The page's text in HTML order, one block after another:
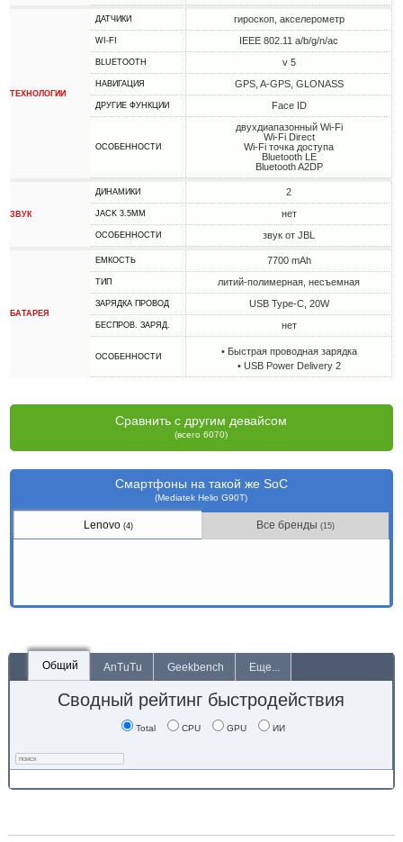
ТЕХНОЛОГИИ
ДАТЧИКИ гироскоп, акселерометр
WI-FI IEEE 802.11 a/b/g/n/ac
BLUETOOTH v 5
НАВИГАЦИЯ GPS, A-GPS, GLONASS
ДРУГИЕ ФУНКЦИИ Face ID
ОСОБЕННОСТИ
двухдиапазонный Wi-Fi
Wi-Fi Direct
Wi-Fi точка доступа
Bluetooth LE
Bluetooth A2DP
ЗВУК
ДИНАМИКИ 2
JACK 3.5MM нет
ОСОБЕННОСТИ звук от JBL
БАТАРЕЯ
ЕМКОСТЬ 7700 mAh
ТИП литий-полимерная, несъемная
ЗАРЯДКА ПРОВОД USB Type-C, 20W
БЕСПРОВ. ЗАРЯД. нет
ОСОБЕННОСТИ
• Быстрая проводная зарядка
• USB Power Delivery 2
Сравнить с другим девайсом
(всего 6070)
Смартфоны на такой же SoC
(Mediatek Helio G90T)
Lenovo (4) Все бренды(15)
Общий AnTuTu Geekbench Еще...
Сводный рейтинг быстродействия
Total CPU GPU ИИ